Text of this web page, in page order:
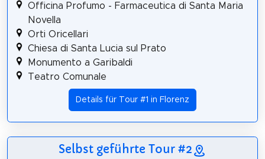
Officina Profumo - Farmaceutica di Santa Maria
Novella
Orti Oricellari
Chiesa di Santa Lucia sul Prato
Monumento a Garibaldi
Teatro Comunale
Details für Tour #1 in Florenz
Selbst geführte Tour #2